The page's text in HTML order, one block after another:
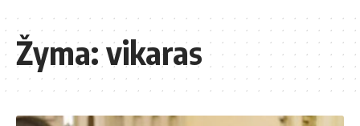
Žyma:vikaras